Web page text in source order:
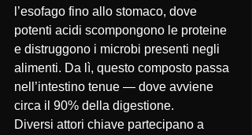
l’esofago fino allo stomaco, dove
potenti acidi scompongono le proteine
e distruggono i microbi presenti negli
alimenti. Da lì, questo composto passa
nell’intestino tenue — dove avviene
circa il 90% della digestione.
Diversi attori chiave partecipano a